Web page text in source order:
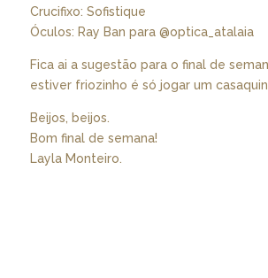
Crucifixo: Sofistique
Óculos: Ray Ban para @optica_atalaia
Fica ai a sugestão para o final de
estiver friozinho é só jogar um
Beijos, beijos.
Bom final de semana!
Layla Monteiro.